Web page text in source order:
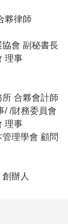
夥律師
會 副秘書長
理事
合夥會計師
/ /財務委員會
理事
理學會 顧問
辦人